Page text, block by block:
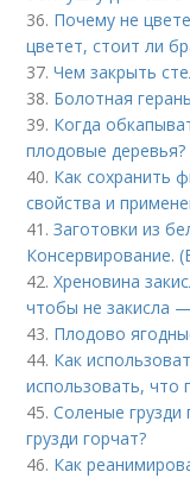
36. Почему не
цветет, стоит ли
37.Чем закрыть
38. Болотная
39. Когда
плодовые деревья?
40. Как сохранить
свойства и
41.Заготовки из
Консервирование.
42.Хреновина
чтобы не закисла
43. Плодово
44. Как
использовать, что
45.Соленые грузди
грузди горчат?
46. Как